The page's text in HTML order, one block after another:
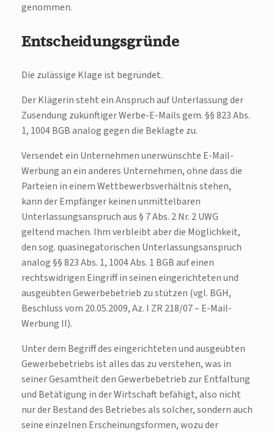
genommen.
Entscheidungsgründe
Die zulässige Klage ist begründet.
Der Klägerin steht ein Anspruch auf Unterlassung der
Zusendung zukünftiger Werbe-E-Mails gem. §§ 823 Abs.
1, 1004 BGB analog gegen die Beklagte zu.
Versendet ein Unternehmen unerwünschte E-Mail-
Werbung an ein anderes Unternehmen, ohne dass die
Parteien in einem Wettbewerbsverhältnis stehen,
kann der Empfänger keinen unmittelbaren
Unterlassungsanspruch aus § 7 Abs. 2 Nr. 2 UWG
geltend machen. Ihm verbleibt aber die Möglichkeit,
den sog. quasinegatorischen Unterlassungsanspruch
analog §§ 823 Abs. 1, 1004 Abs. 1 BGB auf einen
rechtswidrigen Eingriff in seinen eingerichteten und
ausgeübten Gewerbebetrieb zu stützen (vgl. BGH,
Beschluss vom 20.05.2009, Az. I ZR 218/07 – E-Mail-
Werbung II).
Unter dem Begriff des eingerichteten und ausgeübten
Gewerbebetriebs ist alles das zu verstehen, was in
seiner Gesamtheit den Gewerbebetrieb zur Entfaltung
und Betätigung in der Wirtschaft befähigt, also nicht
nur der Bestand des Betriebes als solcher, sondern auch
seine einzelnen Erscheinungsformen, wozu der